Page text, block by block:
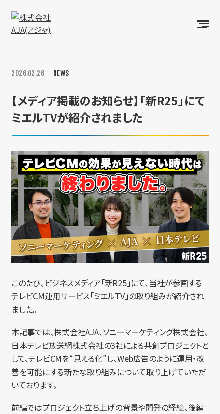
2026.02.26 NEWS
【メディア掲載のお知らせ】「新R25」にて
ミエルTVが紹介されました
このたび、ビジネスメディア「新R25」にて、当社が参画する
テレビCM運用サービス「ミエルTV」の取り組みが紹介され
ました。
本記事では、株式会社AJA、ソニーマーケティング株式会社、
日本テレビ放送網株式会社の3社による共創プロジェクトと
して、テレビCMを“見える化”し、Web広告のように運用・改
善を可能にする新たな取り組みについて取り上げていただ
いております。
前編ではプロジェクト立ち上げの背景や開発の経緯、後編